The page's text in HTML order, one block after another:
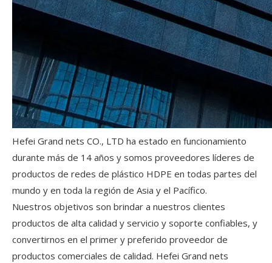
Hefei Grand nets CO., LTD ha estado en funcionamiento
durante más de 14 años y somos proveedores líderes de
productos de redes de plástico HDPE en todas partes del
mundo y en toda la región de Asia y el Pacífico.
Nuestros objetivos son brindar a nuestros clientes
productos de alta calidad y servicio y soporte confiables, y
convertirnos en el primer y preferido proveedor de
productos comerciales de calidad. Hefei Grand nets